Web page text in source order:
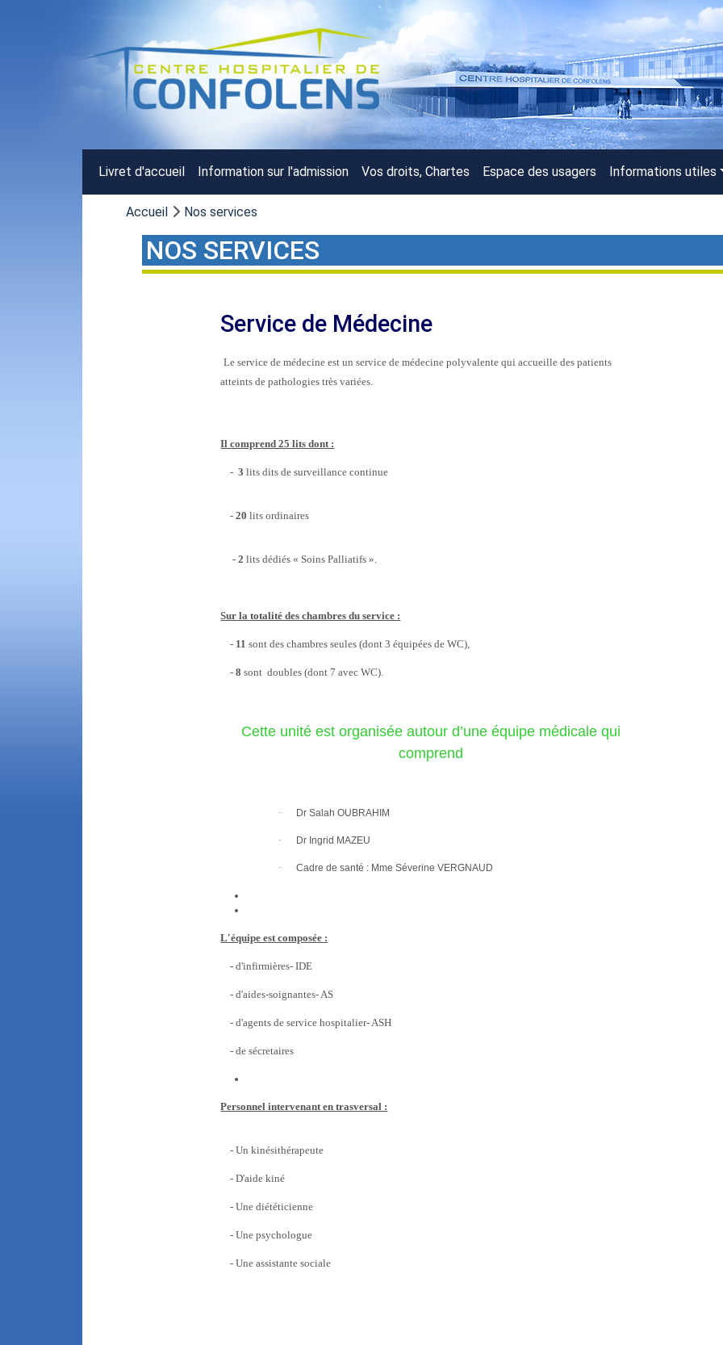
Livret d'accueil Information sur l'admission Vos droits, Chartes Espace des usagers Informations utiles
Accueil Nos services
NOS SERVICES
Service de Médecine
Le service de médecine est un service de médecine polyvalente qui accueille des patients
atteints de pathologies très variées.
Il comprend 25 lits dont :
-3 lits dits de surveillance continue
-20 lits ordinaires
-2 lits dédiés « Soins Palliatifs ».
Sur la totalité des chambres du service :
- 11 sont des chambres seules (dont 3 équipées de WC),
-8 sont doubles (dont 7 avec WC).
Cette unité est organisée autour d’une équipe médicale qui
comprend
· Dr Salah OUBRAHIM
· Dr Ingrid MAZEU
· Cadre de santé : Mme Séverine VERGNAUD
L'équipe est composée :
-d'infirmières- IDE
- d'aides-soignantes- AS
- d'agents de service hospitalier- ASH
- de sécretaires
Personnel intervenant en trasversal :
- Un kinésithérapeute
- D'aide kiné
- Une diététicienne
- Une psychologue
- Une assistante sociale